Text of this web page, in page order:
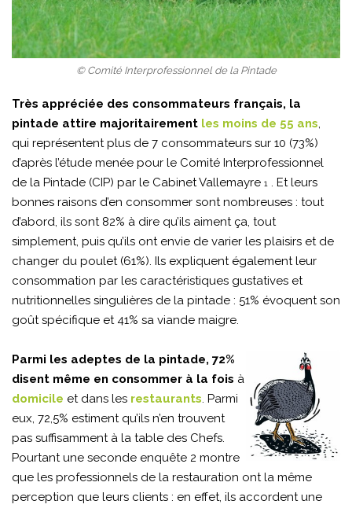
© Comité Interprofessionnel de la Pintade
Très appréciée des consommateurs français, la
pintade attire majoritairement les moins de 55 ans,
qui représentent plus de 7 consommateurs sur 10 (73%)
d’après l’étude menée pour le Comité Interprofessionnel
de la Pintade (CIP) par le Cabinet Vallemayre 1 . Et leurs
bonnes raisons d’en consommer sont nombreuses : tout
d’abord, ils sont 82% à dire qu’ils aiment ça, tout
simplement, puis qu’ils ont envie de varier les plaisirs et de
changer du poulet (61%). Ils expliquent également leur
consommation par les caractéristiques gustatives et
nutritionnelles singulières de la pintade : 51% évoquent son
goût spécifique et 41% sa viande maigre.
Parmi les adeptes de la pintade, 72%
disent même en consommer à la fois à
domicile et dans les restaurants. Parmi
eux, 72,5% estiment qu’ils n’en trouvent
pas suffisamment à la table des Chefs.
Pourtant une seconde enquête 2 montre
que les professionnels de la restauration ont la même
perception que leurs clients : en effet, ils accordent une